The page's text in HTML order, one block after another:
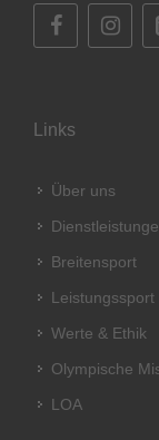
Links
Über uns
Breitensport
Leistungssport
Werte & Ethik
Olympische
LOA